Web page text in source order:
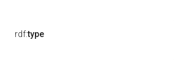
rdf:type